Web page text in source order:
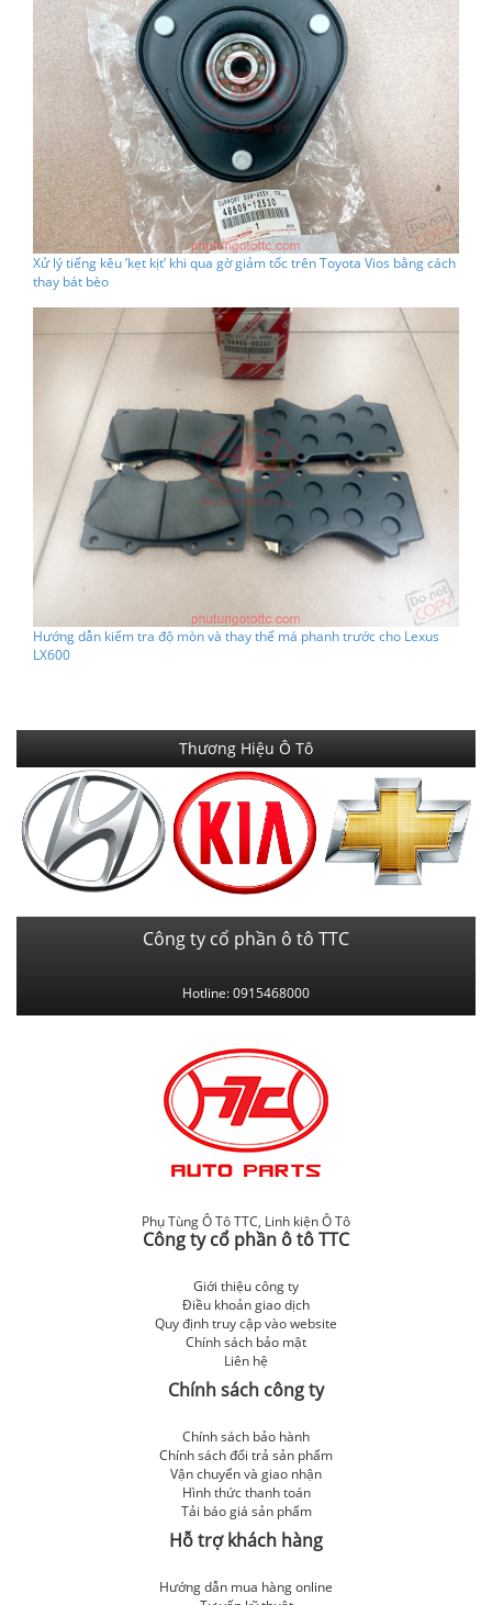
Xử lý tiếng kêu ’kẹt kịt’ khi qua gờ giảm tốc trên Toyota Vios bằng cách
thay bát bèo
Hướng dẫn kiểm tra độ mòn và thay thế má phanh trước cho Lexus
LX600
Thương Hiệu Ô Tô
Công ty cổ phần ô tô TTC
Hotline: 0915468000
Phụ Tùng Ô Tô TTC, Linh kiện Ô Tô
Công ty cổ phần ô tô TTC
Giới thiệu công ty
Điều khoản giao dịch
Quy định truy cập vào website
Chính sách bảo mật
Liên hệ
Chính sách công ty
Chính sách bảo hành
Chính sách đổi trả sản phẩm
Vận chuyển và giao nhận
Hình thức thanh toán
Tải báo giá sản phẩm
Hỗ trợ khách hàng
Hướng dẫn mua hàng online